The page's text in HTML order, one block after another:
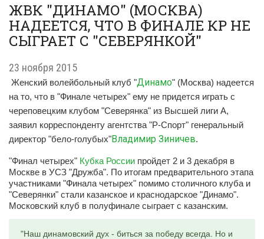
ЖВК "ДИНАМО" (МОСКВА)
НАДЕЕТСЯ, ЧТО В ФИНАЛЕ КР НЕ
СЫГРАЕТ С "СЕВЕРЯНКОЙ"
23 ноября 2015
Женский волейбольный клуб "Динамо" (Москва) надеется
на то, что в "Финале четырех" ему не придется играть с
череповецким клубом "Северянка" из Высшей лиги А,
заявил корреспонденту агентства "Р-Спорт" генеральный
директор "бело-голубых"Владимир Зиничев.
"Финал четырех" Кубка России пройдет 2 и 3 декабря в
Москве в УСЗ "Дружба". По итогам предварительного этапа
участниками "Финала четырех" помимо столичного клуба и
"Северянки" стали казанское и краснодарское "Динамо".
Московский клуб в полуфинале сыграет с казанским.
"Наш динамовский дух - биться за победу всегда. Но и